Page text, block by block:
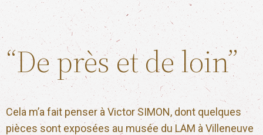
“De près et de loin”
Cela m’a fait penser à Victor SIMON, dont quelques
pièces sont exposées au musée du LAM à Villeneuve